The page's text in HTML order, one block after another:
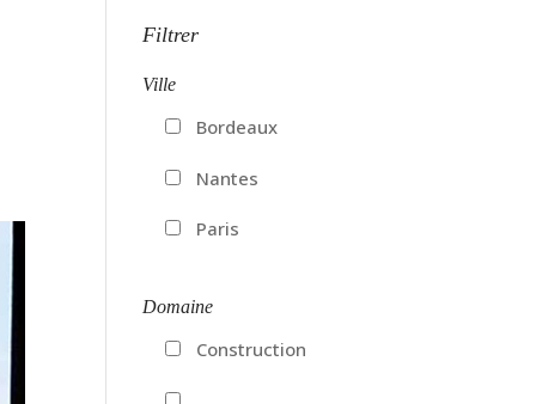
Filtrer
Ville
Bordeaux
Nantes
Paris
Domaine
Construction